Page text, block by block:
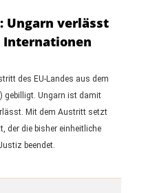
Ungarn verlässt
Internationen
des EU-Landes aus dem
gebilligt. Ungarn ist damit
Mit dem Austritt setzt
der die bisher einheitliche
beendet.